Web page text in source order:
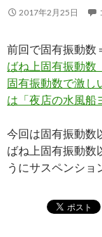
2017年2月25日
前回で固有振動数
ばね上固有振動数
固有振動数で激し
は「夜店の水風船
今回は固有振動数
ばね上固有振動数
うにサスペンショ